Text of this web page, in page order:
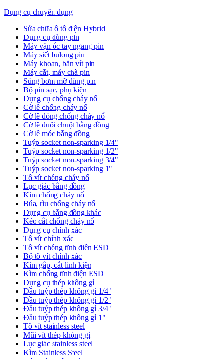
Dụng cụ chuyên dụng
Sửa chữa ô tô điện Hybrid
Dụng cụ dùng pin
Máy vặn ốc tay ngang pin
Máy siết bulong pin
Máy khoan, bắn vít pin
Máy cắt, máy chà pin
Súng bơm mỡ dùng pin
Bộ pin sạc, phụ kiện
Dụng cụ chống cháy nổ
Cờ lê chống cháy nổ
Cờ lê đóng chống cháy nổ
Cờ lê đuôi chuột bằng đồng
Cờ lê móc bằng đồng
Tuýp socket non-sparking 1/4"
Tuýp socket non-sparking 1/2"
Tuýp socket non-sparking 3/4"
Tuýp socket non-sparking 1"
Tô vít chống cháy nổ
Lục giác bằng đồng
Kìm chống cháy nổ
Búa, rìu chống cháy nổ
Dụng cụ bẳng đồng khác
Kéo cắt chống cháy nổ
Dụng cụ chính xác
Tô vít chính xác
Tô vít chống tĩnh điện ESD
Bộ tô vít chính xác
Kìm gắp, cắt linh kiện
Kìm chống tĩnh điện ESD
Dụng cụ thép không gỉ
Đầu tuýp thép không gỉ 1/4"
Đầu tuýp thép không gỉ 1/2"
Đầu tuýp thép không gỉ 3/4"
Đầu tuýp thép không gỉ 1"
Tô vít stainless steel
Mũi vít thép không gỉ
Lục giác stainless steel
Kìm Stainless Steel